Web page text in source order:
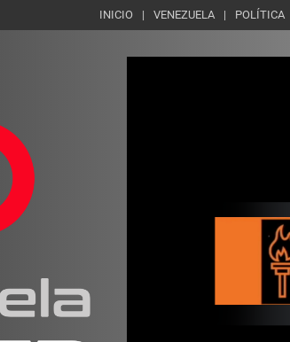
INICIO VENEZUELA POLÍTICA